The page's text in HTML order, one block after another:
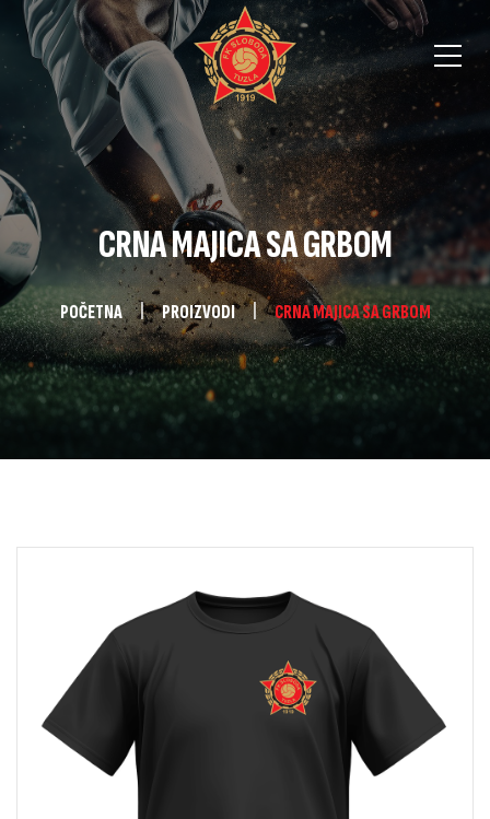
CRNA MAJICA SA GRBOM
POČETNA PROIZVODI CRNA MAJICA SA GRBOM